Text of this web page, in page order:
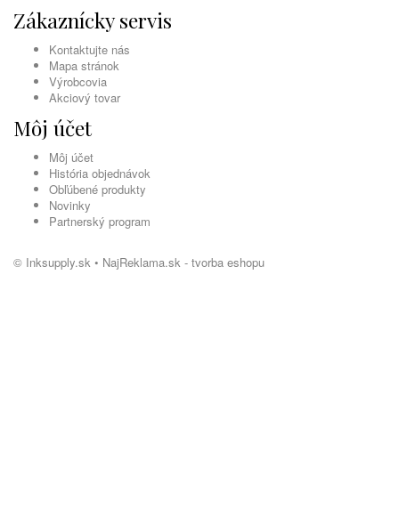
Zákaznícky servis
Kontaktujte nás
Mapa stránok
Výrobcovia
Akciový tovar
Môj účet
Môj účet
História objednávok
Obľúbené produkty
Novinky
Partnerský program
© Inksupply.sk • NajReklama.sk - tvorba eshopu